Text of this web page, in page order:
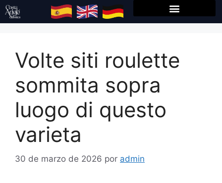
Volte siti roulette
sommita sopra
luogo di questo
varieta
30 de marzo de 2026 por admin